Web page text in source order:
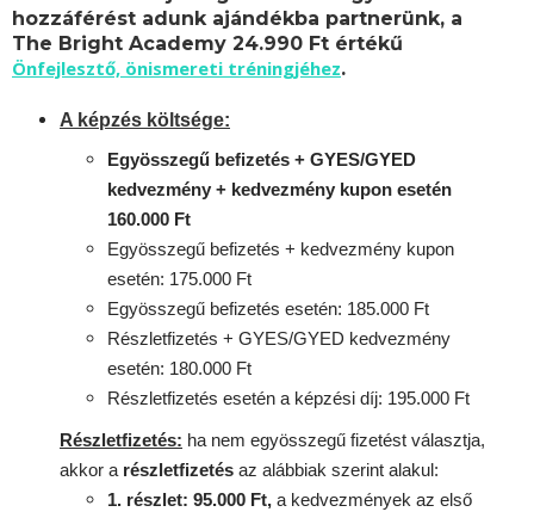
hozzáférést adunk ajándékba partnerünk, a
The Bright Academy 24.990 Ft értékű
Önfejlesztő, önismereti tréningjéhez.
A képzés költsége:
Egyösszegű befizetés + GYES/GYED
kedvezmény + kedvezmény kupon esetén
160.000 Ft
Egyösszegű befizetés + kedvezmény kupon
esetén: 175.000 Ft
Egyösszegű befizetés esetén: 185.000 Ft
Részletfizetés + GYES/GYED kedvezmény
esetén: 180.000 Ft
Részletfizetés esetén a képzési díj: 195.000 Ft
Részletfizetés: ha nem egyösszegű fizetést választja,
akkor a részletfizetés az alábbiak szerint alakul:
1. részlet: 95.000 Ft, a kedvezmények az első